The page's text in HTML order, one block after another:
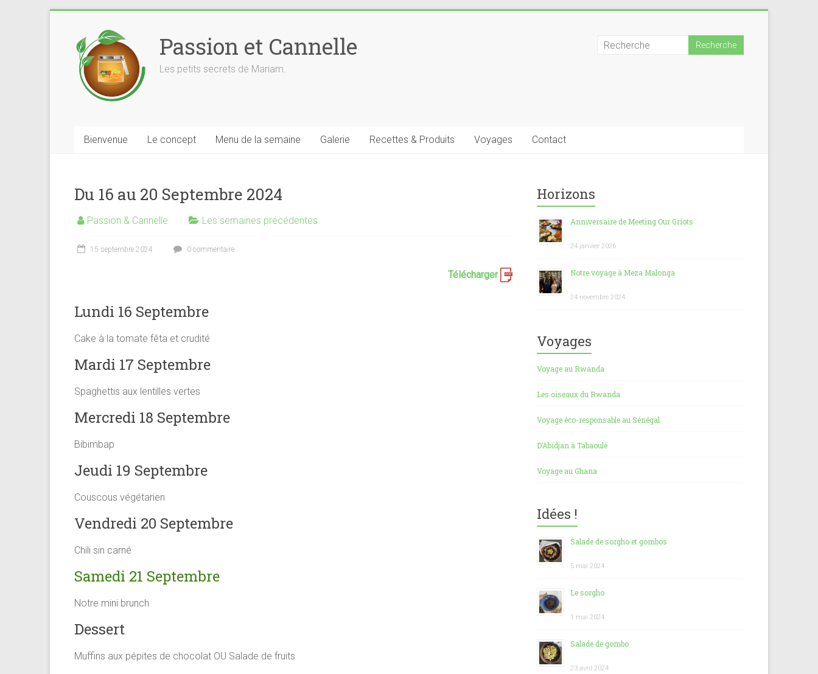
content
Passion et Cannelle
Les petits secrets de Mariam.
Bienvenue Le concept Menu de la semaine Galerie Recettes & Produits Voyages Contact
Du 16 au 20 Septembre 2024
Passion & Cannelle Les semaines précédentes
15 septembre 2024 0 commentaire
Télécharger
Lundi 16 Septembre
Cake à la tomate fêta et crudité
Mardi 17 Septembre
Spaghettis aux lentilles vertes
Mercredi 18 Septembre
Bibimbap
Jeudi 19 Septembre
Couscous végétarien
Vendredi 20 Septembre
Chili sin carné
Samedi 21 Septembre
Notre mini brunch
Dessert
Muffins aux pépites de chocolat OU Salade de fruits
Horizons
Anniversaire de Meeting Our Griots
24 janvier 2026
Notre voyage à Meza Malonga
24 novembre 2024
Voyages
Voyage au Rwanda
Les oiseaux du Rwanda
Voyage éco-responsable au Sénégal
D’Abidjan à Tabaoulé
Voyage au Ghana
Idées !
Salade de sorgho et gombos
5 mai 2024
Le sorgho
1 mai 2024
Salade de gombo
23 avril 2024